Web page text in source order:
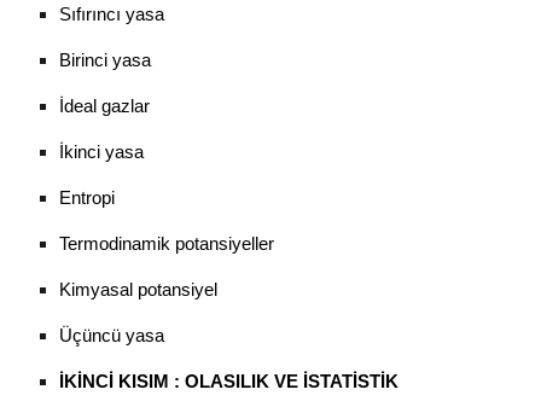
Sıfırıncı yasa
Birinci yasa
İdeal gazlar
İkinci yasa
Entropi
Termodinamik potansiyeller
Kimyasal potansiyel
Üçüncü yasa
İKİNCİ KISIM : OLASILIK VE İSTATİSTİK